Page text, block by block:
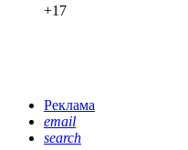
+17
Реклама
email
search